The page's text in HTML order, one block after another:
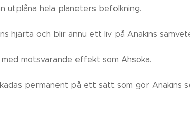
utplåna hela planeters befolkning.
hjärta och blir ännu ett liv på Anakins
motsvarande effekt som Ahsoka.
permanent på ett sätt som gör Anakins